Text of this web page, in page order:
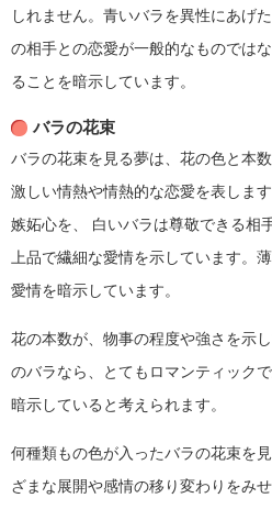
しれません。青いバラを異性にあげ
の相手との恋愛が一般的なものでは
ることを暗示しています。
バラの花束
バラの花束を見る夢は、花の色と本
激しい情熱や情熱的な恋愛を表しま
嫉妬心を、 白いバラは尊敬できる相
上品で繊細な愛情を示しています。
愛情を暗示しています。
花の本数が、物事の程度や強さを示
のバラなら、とてもロマンティック
暗示していると考えられます。
何種類もの色が入ったバラの花束を
ざまな展開や感情の移り変わりをみ